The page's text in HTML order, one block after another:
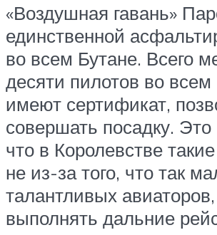
«Воздушная гавань»
единственной
во всем Бутане. Всего
десяти пилотов во
имеют сертификат,
совершать посадку. Это
что в Королевстве
не из-за того, что так
талантливых
выполнять дальние